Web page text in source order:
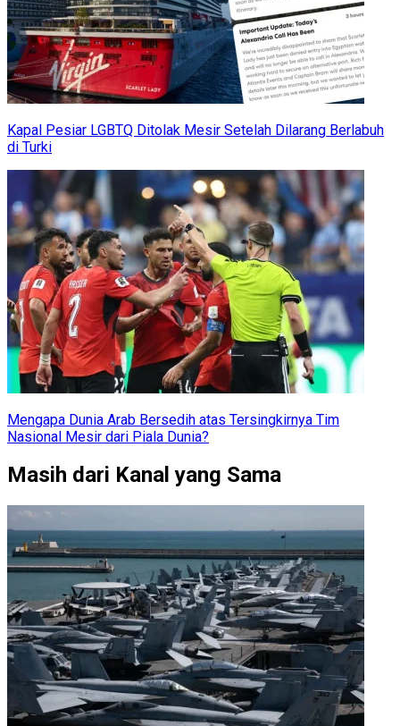
Kapal Pesiar LGBTQ Ditolak Mesir Setelah Dilarang Berlabuh
di Turki
Mengapa Dunia Arab Bersedih atas Tersingkirnya Tim
Nasional Mesir dari Piala Dunia?
Masih dari Kanal yang Sama